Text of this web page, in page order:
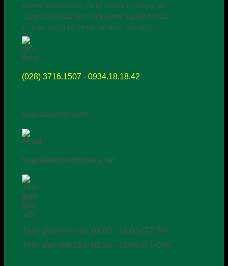
Phường An Phú Đông, TP. Hồ Chí Minh. (Địa chỉ mới)
- Làng Cá Sấu Sài Gòn: Cuối đường Nguyễn Thị Sáu,
P. Thạnh Lộc, Q.12, TP. Hồ Chí Minh. (Địa chỉ cũ)
(028) 3716.1507 - 0934.18.18.42
hoacafashion.com
hoacafashion@hoaca.net
Thời gian mở cửa: 08:00 - 19:00 (T2-T6)
Thời gian mở cửa: 08:30 - 19:00 (T7-CN)